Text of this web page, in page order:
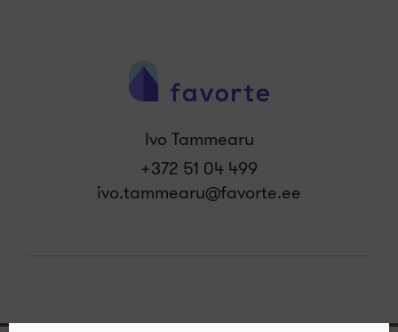
Ivo Tammearu
+372 51 04 499
ivo.tammearu@favorte.ee